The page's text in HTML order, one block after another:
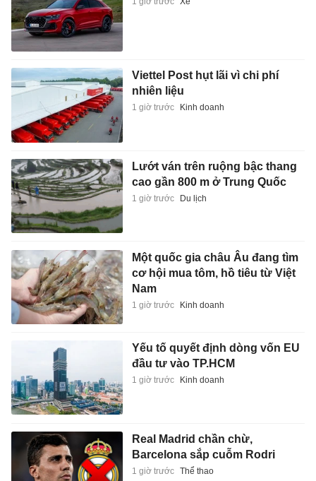
Viettel Post hụt lãi vì chi phí
nhiên liệu
1 giờ trước Kinh doanh
Lướt ván trên ruộng bậc thang
cao gần 800 m ở Trung Quốc
1 giờ trước Du lịch
Một quốc gia châu Âu đang tìm
cơ hội mua tôm, hồ tiêu từ Việt
Nam
1 giờ trước Kinh doanh
Yếu tố quyết định dòng vốn EU
đầu tư vào TP.HCM
1 giờ trước Kinh doanh
Real Madrid chần chừ,
Barcelona sắp cuỗm Rodri
1 giờ trước Thể thao